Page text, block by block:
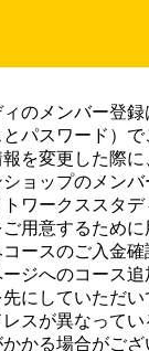
のメンバー登録
パスワード）
を変更した際
ョップのメン
ワークススタ
用意するため
ースのご入金
ジへのコース
にしていただい
スが異なって
かる場合がご